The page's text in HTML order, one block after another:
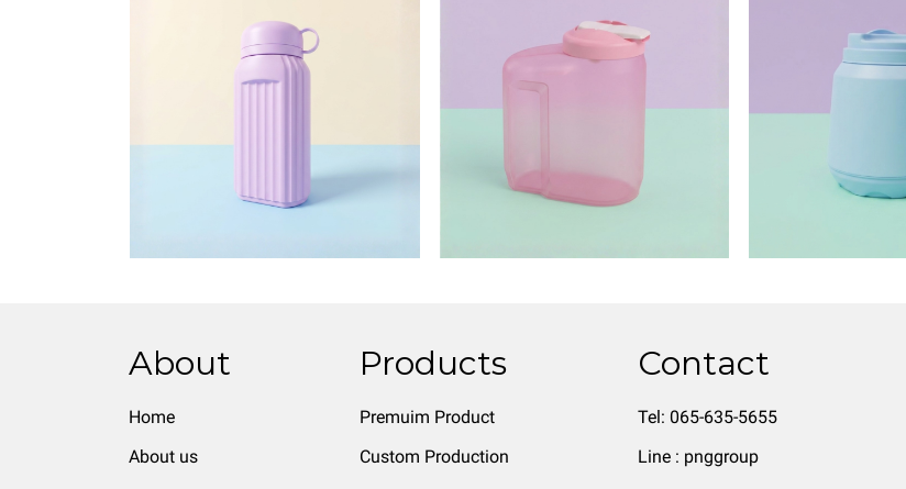
About
Home
About us
Products
Premuim Product
Custom Production
Contact
Tel: 065-635-5655
Line : pnggroup